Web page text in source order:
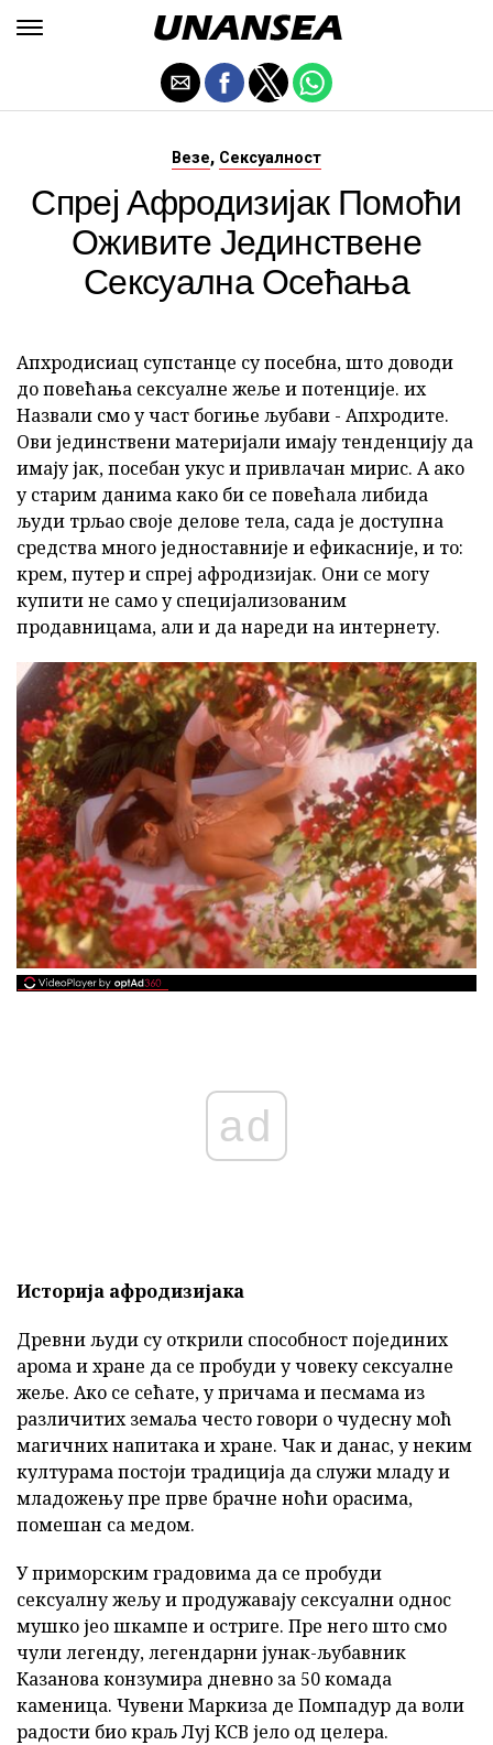
Везе, Сексуалност
Спреј Афродизијак Помоћи
Оживите Јединствене
Сексуална Осећања
Апхродисиац супстанце су посебна, што доводи
до повећања сексуалне жеље и потенције. их
Назвали смо у част богиње љубави - Апхродите.
Ови јединствени материјали имају тенденцију да
имају јак, посебан укус и привлачан мирис. А ако
у старим данима како би се повећала либида
људи трљао своје делове тела, сада је доступна
средства много једноставније и ефикасније, и то:
крем, путер и спреј афродизијак. Они се могу
купити не само у специјализованим
продавницама, али и да нареди на интернету.
ad
Историја афродизијака
Древни људи су открили способност појединих
арома и хране да се пробуди у човеку сексуалне
жеље. Ако се сећате, у причама и песмама из
различитих земаља често говори о чудесну моћ
магичних напитака и хране. Чак и данас, у неким
културама постоји традиција да служи младу и
младожењу пре прве брачне ноћи орасима,
помешан са медом.
У приморским градовима да се пробуди
сексуалну жељу и продужавају сексуални однос
мушко јео шкампе и остриге. Пре него што смо
чули легенду, легендарни јунак-љубавник
Казанова конзумира дневно за 50 комада
каменица. Чувени Маркиза де Помпадур да воли
радости био краљ Луј КСВ јело од целера.